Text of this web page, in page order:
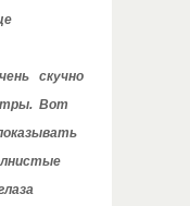
скучно
Вот